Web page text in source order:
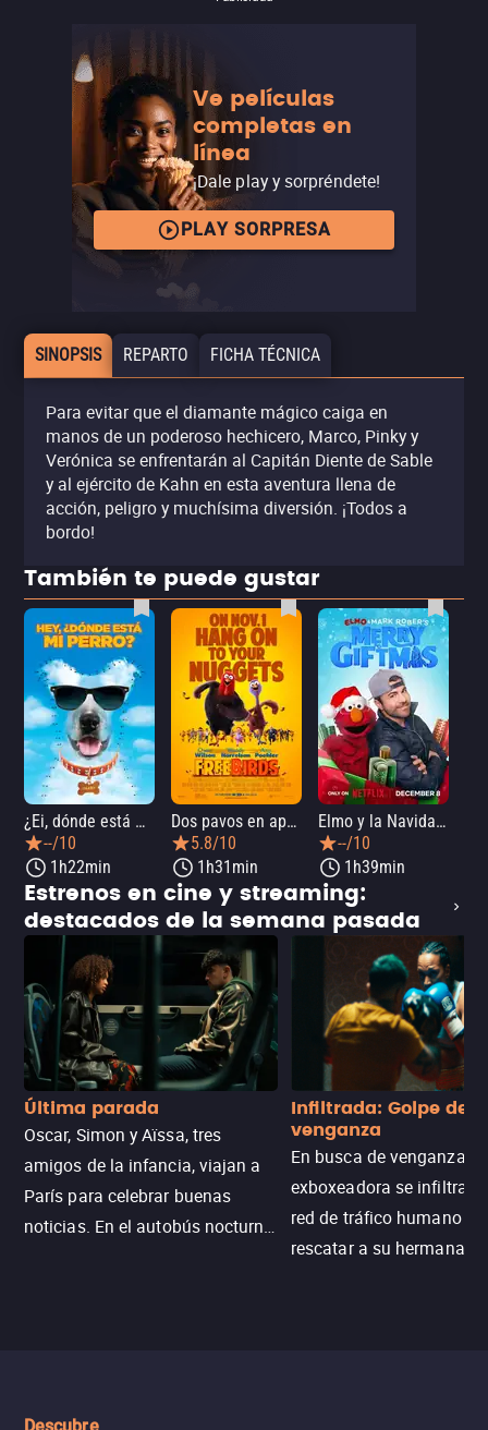
Ve películas
completas en
línea
¡Dale play y sorpréndete!
PLAY SORPRESA
SINOPSIS REPARTO FICHA TÉCNICA
Para evitar que el diamante mágico caiga en
manos de un poderoso hechicero, Marco, Pinky y
Verónica se enfrentarán al Capitán Diente de Sable
y al ejército de Kahn en esta aventura llena de
acción, peligro y muchísima diversión. ¡Todos a
bordo!
También te puede gustar
¿Ei, dónde está mi perro?
--/10
1h22min
Dos pavos en apuros
5.8/10
1h31min
Elmo y la Navidad mágica de Mark Rober
--/10
1h39min
Estrenos en cine y streaming:
destacados de la semana pasada
Última parada
Oscar, Simon y Aïssa, tres
amigos de la infancia, viajan a
París para celebrar buenas
noticias. En el autobús nocturno
Infiltrada: Golpe de
venganza
En busca de venganza,
exboxeadora se infiltra
red de tráfico humano
rescatar a su hermana